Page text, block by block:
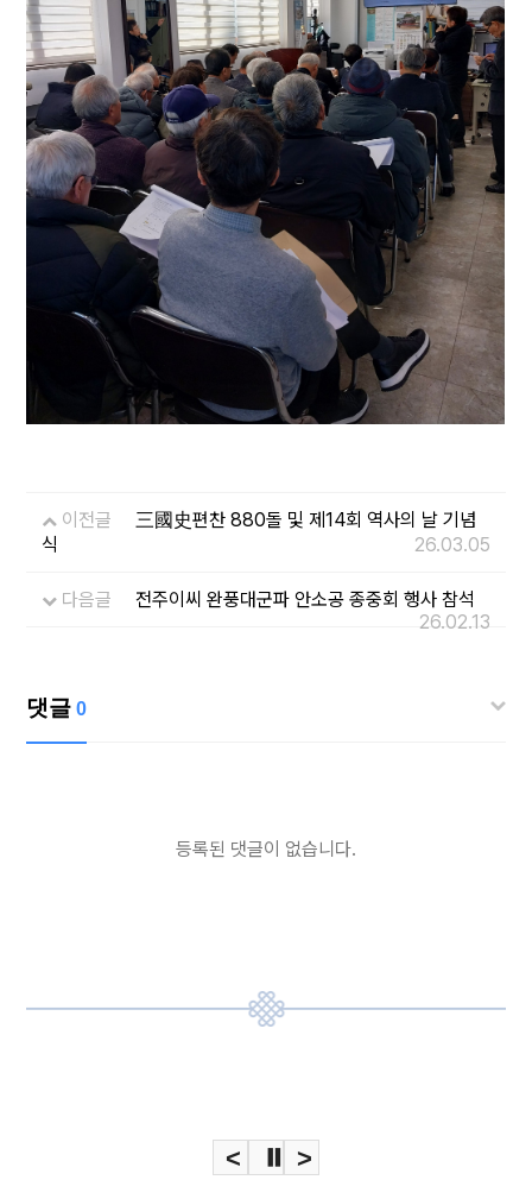
이전글
三國史편찬 880돌 및 제14회 역사의 날 기념
식
26.03.05
다음글
전주이씨 완풍대군파 안소공 종중회 행사 참석
26.02.13
댓글 0
등록된 댓글이 없습니다.
< ⏸ >